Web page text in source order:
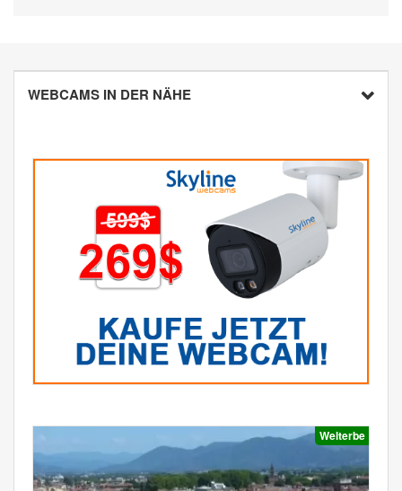
WEBCAMS IN DER NÄHE
Welterbe